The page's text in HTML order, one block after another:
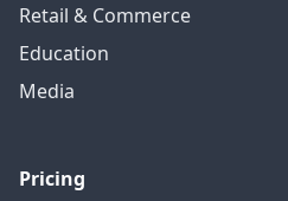
Retail & Commerce
Education
Media
Pricing